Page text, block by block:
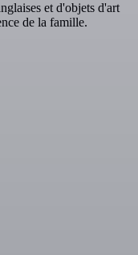
et d'objets d'art
de la famille.